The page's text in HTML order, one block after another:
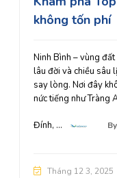
không tốn phí
Ninh Bình – vùng
lâu đời và chiều sâu
say lòng. Nơi đây
nức tiếng như Tràng
Đính, ...
Tháng 12 3, 2025